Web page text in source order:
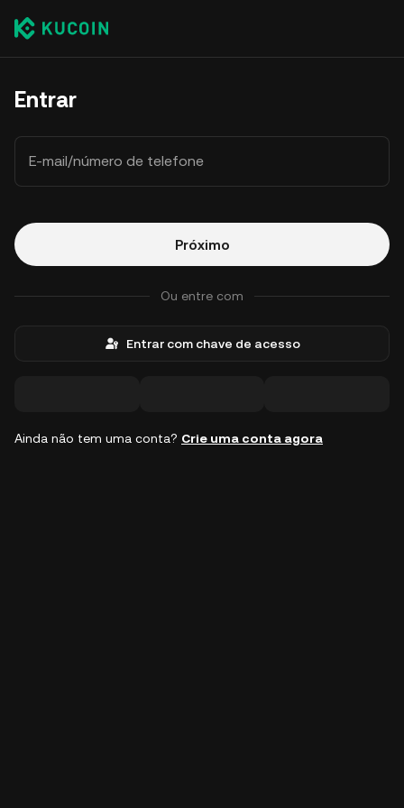
Entrar
E-mail/número de telefone
Próximo
Ou entre com
Entrar com chave de acesso
Ainda não tem uma conta? Crie uma conta agora